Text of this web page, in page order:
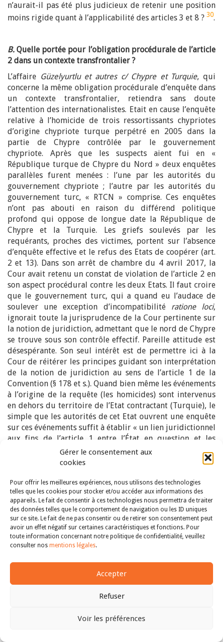
Gérer le consentement aux
cookies
Pour offrir les meilleures expériences, nous utilisons des technologies
telles que les cookies pour stocker et/ou accéder aux informations des
appareils. Le fait de consentir à ces technologies nous permettra de traiter
des données telles que le comportement de navigation ou les ID uniques
sur ce site. Le fait de ne pas consentir ou de retirer son consentement peut
avoir un effet négatif sur certaines caractéristiques et fonctions. Pour
toute information concernant notre politique de confidentialité, veuillez
consulter nos mentions légales.
Accepter
Refuser
Voir les préférences
n’aurait-il pas été plus judicieux de retenir une position
moins rigide quant à l’applicabilité des articles 3 et 8 ? 30.
B.Quelle portée pour l’obligation procédurale de l’article
2 dans un contexte transfrontalier ?
L’affaire Güzelyurtlu et autres c/ Chypre et Turquie, qui
concerne la même obligation procédurale d’enquête dans
un contexte transfrontalier, retiendra sans doute
l’attention des internationalistes. Etait en cause l’enquête
relative à l’homicide de trois ressortissants chypriotes
d’origine chypriote turque perpétré en 2005 dans la
partie de Chypre contrôlée par le gouvernement
chypriote. Après que les suspects aient fui en «
République turque de Chypre du Nord » deux enquêtes
parallèles furent menées : l’une par les autorités du
gouvernement chypriote ; l’autre par les autorités du
gouvernement turc, « RTCN » comprise. Ces enquêtes
n’ont pas abouti en raison du différend politique
profond qui oppose de longue date la République de
Chypre et la Turquie. Les griefs soulevés par les
requérants, proches des victimes, portent sur l’absence
d’enquête effective et le refus des Etats de coopérer (art.
2 et 13). Dans son arrêt de chambre du 4 avril 2017, la
Cour avait retenu un constat de violation de l’article 2 en
son aspect procédural contre les deux Etats. Il faut croire
que le gouvernement turc, qui a quand eu l’audace de
soulever une exception d’incompatibilité ratione loci,
ignorait toute la jurisprudence de la Cour pertinente sur
la notion de juridiction, admettant que le nord de Chypre
se trouve sous son contrôle effectif. Pareille attitude est
désespérante. Son seul intérêt est de permettre ici à la
Cour de réitérer les principes guidant son interprétation
de la notion de juridiction au sens de l’article 1 de la
Convention (§ 178 et s.). Quand bien même les événements
à l’origine de la requête (les homicides) sont intervenus
en dehors du territoire de l’Etat contractant (Turquie), le
simple que les autorités de cet Etat ouvrent une enquête
sur ces événements suffit à établir « un lien juridictionnel
aux fins de l’article 1 entre l’État en question et les
proches de la victime qui saisissent ultérieurement la
Cour » (§ 188). Une telle dissociation de l’enquête du fait
justifiée que le juge européen s’est prononcé en 2009 en
faveur de la détachabilité de l’obligation procédurale
résultant de l’article 231. En l’espèce, une enquête a bien
été ouverte par les autorités de la « RTCN » sur le
meurtre des proches des requérants. Au surplus,
l’obligation procédurale d’enquête pesait bien sur la
Turquie. En prêtant une attention toute particulière à la
situation au nord de Chypre et à la fuite des auteurs
présumés des meurtres en « RTCN » dont la Turquie avait
été informée, l’arrêt entend clairement démontrer que
toute autre solution reviendrait à laisser impunies des
l’exception d’incompatibilitératione loci
savoir si les Etats défendeurs, Chypre et la Turquie, ont